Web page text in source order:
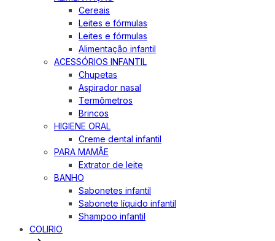
Cereais
Leites e fórmulas
Leites e fórmulas
Alimentação infantil
ACESSÓRIOS INFANTIL
Chupetas
Aspirador nasal
Termômetros
Brincos
HIGIENE ORAL
Creme dental infantil
PARA MAMÃE
Extrator de leite
BANHO
Sabonetes infantil
Sabonete líquido infantil
Shampoo infantil
COLIRIO